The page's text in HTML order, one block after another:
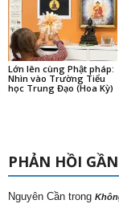
Lớn lên cùng Phật pháp:
Nhìn vào Trường Tiểu
học Trung Đạo (Hoa Kỳ)
PHẢN HỒI
Nguyên Cần trong